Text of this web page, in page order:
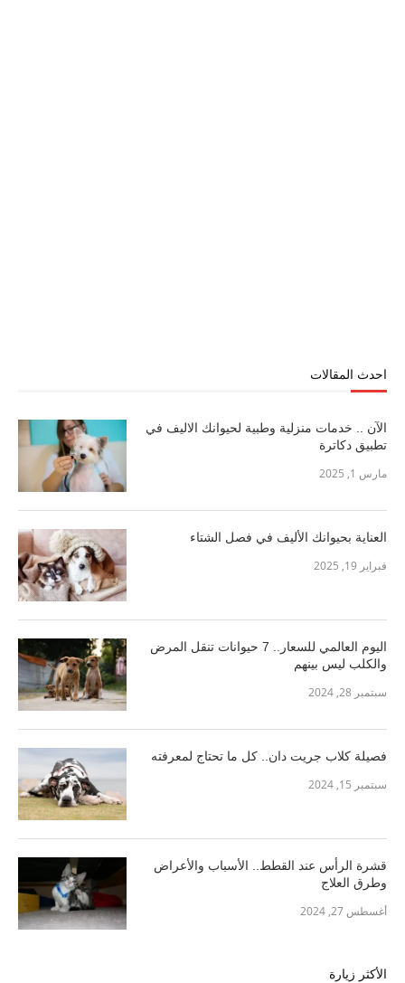
احدث المقالات
الآن .. خدمات منزلية وطبية لحيوانك الاليف في
تطبيق دكاترة
مارس 1, 2025
العناية بحيوانك الأليف في فصل الشتاء
فبراير 19, 2025
اليوم العالمي للسعار.. 7 حيوانات تنقل المرض
والكلب ليس بينهم
سبتمبر 28, 2024
فصيلة كلاب جريت دان.. كل ما تحتاج لمعرفته
سبتمبر 15, 2024
قشرة الرأس عند القطط.. الأسباب والأعراض
وطرق العلاج
أغسطس 27, 2024
الأكثر زيارة